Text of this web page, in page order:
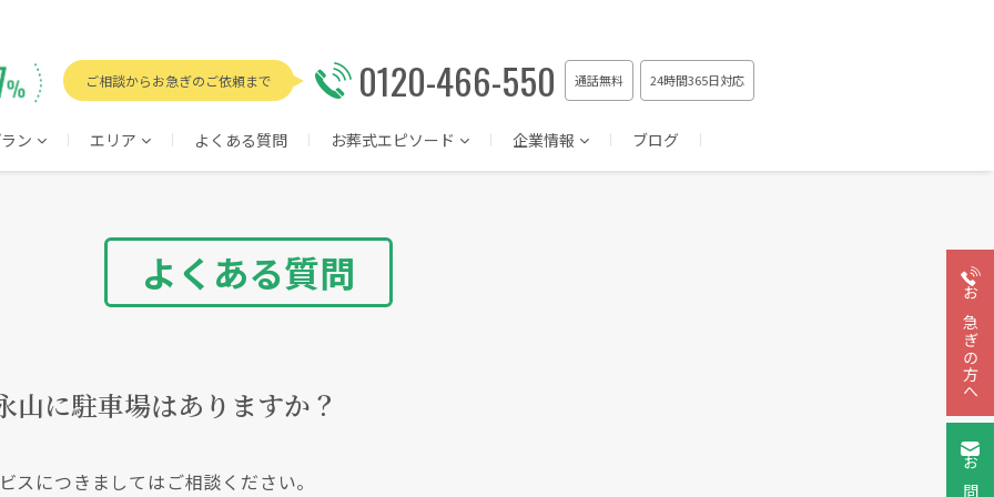
お急ぎの方へ
ご相談からお急ぎのご依頼まで 0120-466-550 通話無料 24時間365日対応
ン エリア よくある質問 お葬式エピソード 企業情報 ブログ
よくある質問
山に駐車場はありますか？
スにつきましてはご相談ください。